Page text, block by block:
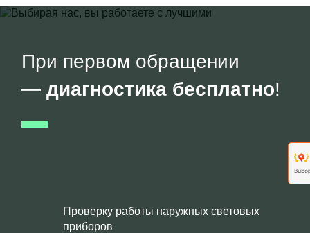
При первом обращении
— диагностика бесплатно!
Проверку работы наружных световых
приборов